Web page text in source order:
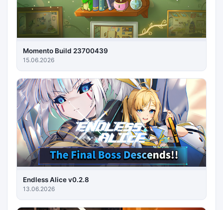
Momento Build 23700439
15.06.2026
Endless Alice v0.2.8
13.06.2026